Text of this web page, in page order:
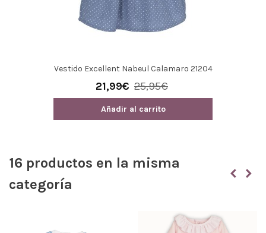
Vestido Excellent Nabeul Calamaro 21204
21,99€ 25,95€
Añadir al carrito
16 productos en la misma
categoría